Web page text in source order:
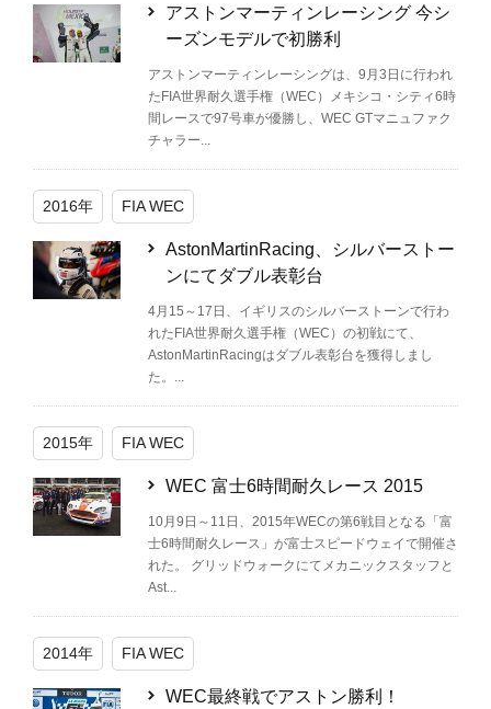
アストンマーティンレーシング 今シ
ーズンモデルで初勝利
アストンマーティンレーシングは、9月3日に行われ
たFIA世界耐久選手権（WEC）メキシコ・シティ6時
間レースで97号車が優勝し、WEC GTマニュファク
チャラー...
2016年 FIA WEC
AstonMartinRacing、シルバーストー
ンにてダブル表彰台
4月15～17日、イギリスのシルバーストーンで行わ
れたFIA世界耐久選手権（WEC）の初戦にて、
AstonMartinRacingはダブル表彰台を獲得しまし
た。...
2015年 FIA WEC
WEC 富士6時間耐久レース 2015
10月9日～11日、2015年WECの第6戦目となる「富
士6時間耐久レース」が富士スピードウェイで開催さ
れた。 グリッドウォークにてメカニックスタッフと
Ast...
2014年 FIA WEC
WEC最終戦でアストン勝利！